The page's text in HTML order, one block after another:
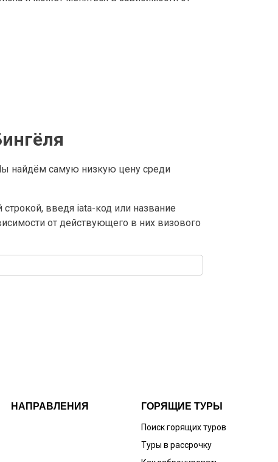
найдём самую низкую цену среди
введя iata-код или название
от действующего в них визового
НАПРАВЛЕНИЯ ГОРЯЩИЕ ТУРЫ
Поиск горящих туров
Туры в рассрочку